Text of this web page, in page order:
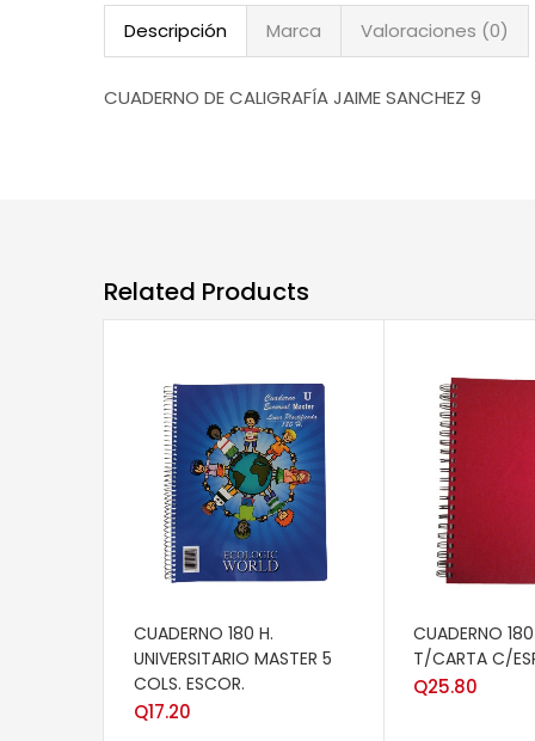
Descripción Marca Valoraciones (0)
CUADERNO DE CALIGRAFÍA JAIME SANCHEZ 9
Related Products
CUADERNO 180 H.
UNIVERSITARIO MASTER 5
COLS. ESCOR.
Q17.20
CUADERNO 180
T/CARTA C/
Q25.80